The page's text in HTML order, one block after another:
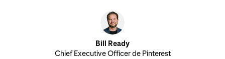
Bill Ready
Chief Executive Officer de Pinterest